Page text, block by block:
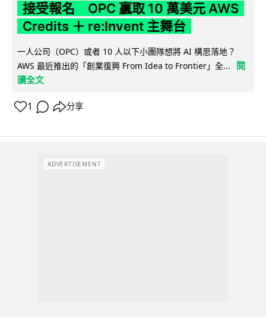
接受報名 OPC 贏取 10 萬美元 AWS
Credits ＋ re:Invent 主舞台
一人公司（OPC）或者 10 人以下小團隊想將 AI 構思落地？
AWS 最近推出的「創業復興 From Idea to Frontier」全...
閱
讀全文
1 分享
ADVERTISEMENT